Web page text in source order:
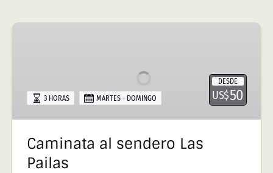
DESDE
US$50
3 HORAS MARTES - DOMINGO
Caminata al sendero Las
Pailas